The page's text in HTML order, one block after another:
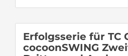
Relegation
Erfolgsserie für TC
cocoonSWING